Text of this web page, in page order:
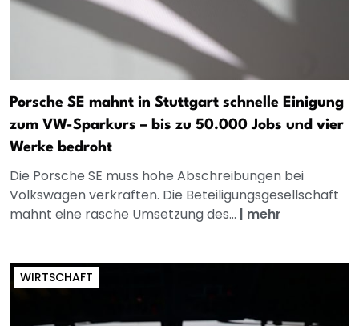
Porsche SE mahnt in Stuttgart schnelle Einigung
zum VW-Sparkurs – bis zu 50.000 Jobs und vier
Werke bedroht
Die Porsche SE muss hohe Abschreibungen bei
Volkswagen verkraften. Die Beteiligungsgesellschaft
mahnt eine rasche Umsetzung des... | mehr
WIRTSCHAFT